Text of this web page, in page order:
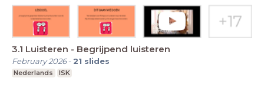
3.1 Luisteren - Begrijpend luisteren
February 2026- 21 slides
Nederlands ISK